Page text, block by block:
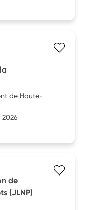
de Haute-
de
(JLNP)